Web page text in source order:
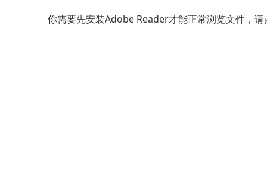
你需要先安装Adobe Reader才能正常浏览文件，